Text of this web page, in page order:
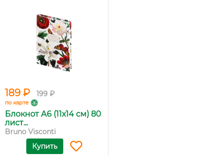
189 ₽ 199 ₽
по карте
Блокнот А6 (11х14 см) 80
лист...
Bruno Visconti
Купить